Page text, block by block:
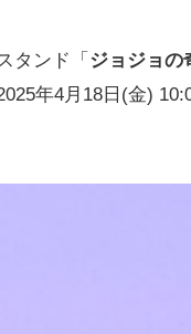
タンド「 ジョジョの
年4月18日(金)